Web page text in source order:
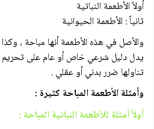
أولاً الأطعمة النباتية
ثانياً : الأطعمة الحيوانية
والأصل في هذه الأطعمة أنها مباحة ،
يدل دليل شرعي خاص أو عام على تحريم
تناولها ضرر بدني أو عقلي .
وأمثلة الأطعمة المباحة كثيرة :
أولاً أمثلة للأطعمة النباتية المباحة :